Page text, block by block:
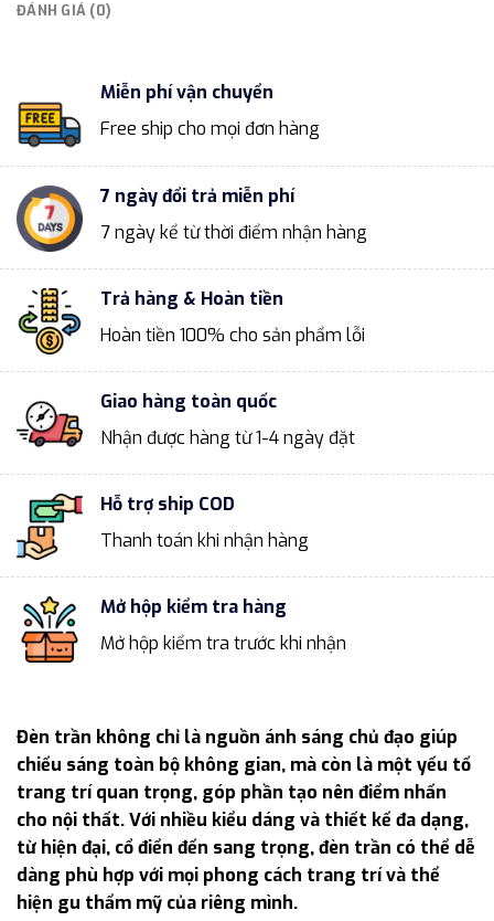
ĐÁNH GIÁ (0)
Miễn phí vận chuyển
Free ship cho mọi đơn hàng
7 ngày đổi trả miễn phí
7 ngày kể từ thời điểm nhận hàng
Trả hàng & Hoàn tiền
Hoàn tiền 100% cho sản phẩm lỗi
Giao hàng toàn quốc
Nhận được hàng từ 1-4 ngày đặt
Hỗ trợ ship COD
Thanh toán khi nhận hàng
Mở hộp kiểm tra hàng
Mở hộp kiểm tra trước khi nhận
Đèn trần không chỉ là nguồn ánh sáng chủ đạo giúp
chiếu sáng toàn bộ không gian, mà còn là một yếu tố
trang trí quan trọng, góp phần tạo nên điểm nhấn
cho nội thất. Với nhiều kiểu dáng và thiết kế đa dạng,
từ hiện đại, cổ điển đến sang trọng, đèn trần có thể dễ
dàng phù hợp với mọi phong cách trang trí và thể
hiện gu thẩm mỹ của riêng mình.